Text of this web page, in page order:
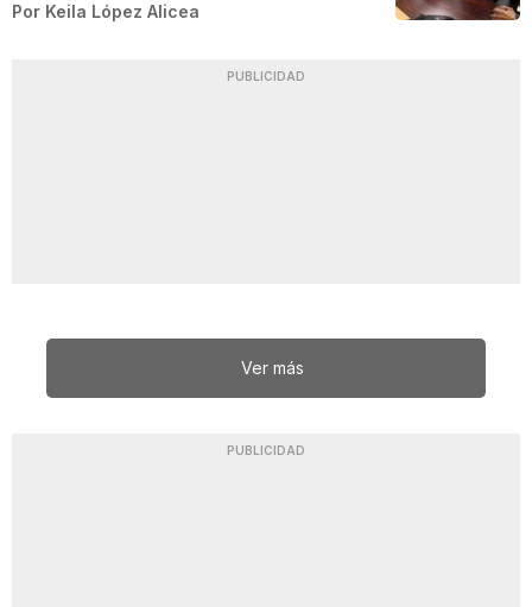
Por Keila López Alicea
PUBLICIDAD
Ver más
PUBLICIDAD